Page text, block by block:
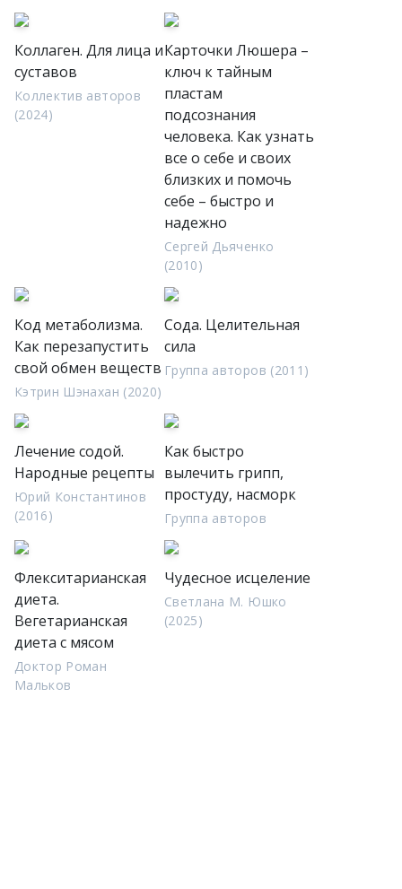
Коллаген. Для лица и
суставов
Коллектив авторов
(2024)
Карточки Люшера –
ключ к тайным
пластам
подсознания
человека. Как узнать
все о себе и своих
близких и помочь
себе – быстро и
надежно
Сергей Дьяченко
(2010)
Код метаболизма.
Как перезапустить
свой обмен веществ
Кэтрин Шэнахан (2020)
Сода. Целительная
сила
Группа авторов (2011)
Лечение содой.
Народные рецепты
Юрий Константинов
(2016)
Как быстро
вылечить грипп,
простуду, насморк
Группа авторов
Флекситарианская
диета.
Вегетарианская
диета с мясом
Доктор Роман
Мальков
Чудесное исцеление
Светлана М. Юшко
(2025)